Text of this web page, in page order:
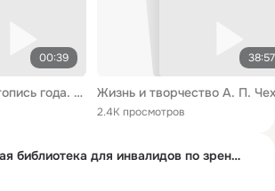
00:39
Литературная летопись года. А.П.Чехов
38:57
2.4K просмотров
Астраханская библиотека для инвалидов по зрению